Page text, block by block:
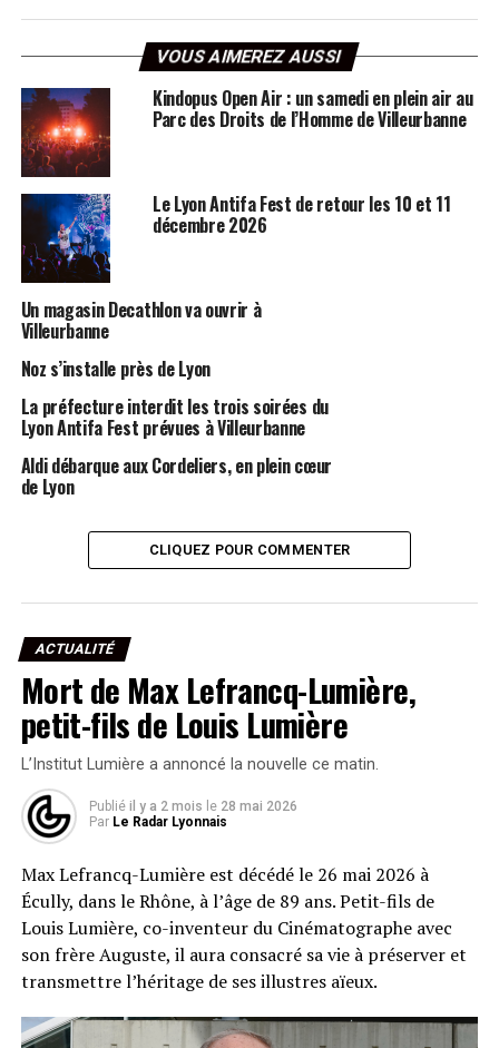
VOUS AIMEREZ AUSSI
Kindopus Open Air : un samedi en plein air au
Parc des Droits de l’Homme de Villeurbanne
Le Lyon Antifa Fest de retour les 10 et 11
décembre 2026
Un magasin Decathlon va ouvrir à
Villeurbanne
Noz s’installe près de Lyon
La préfecture interdit les trois soirées du
Lyon Antifa Fest prévues à Villeurbanne
Aldi débarque aux Cordeliers, en plein cœur
de Lyon
CLIQUEZ POUR COMMENTER
ACTUALITÉ
Mort de Max Lefrancq-Lumière,
petit-fils de Louis Lumière
L’Institut Lumière a annoncé la nouvelle ce matin.
Publié il y a 2 mois le 28 mai 2026
Par Le Radar Lyonnais
Max Lefrancq-Lumière est décédé le 26 mai 2026 à
Écully, dans le Rhône, à l’âge de 89 ans. Petit-fils de
Louis Lumière, co-inventeur du Cinématographe avec
son frère Auguste, il aura consacré sa vie à préserver et
transmettre l’héritage de ses illustres aïeux.